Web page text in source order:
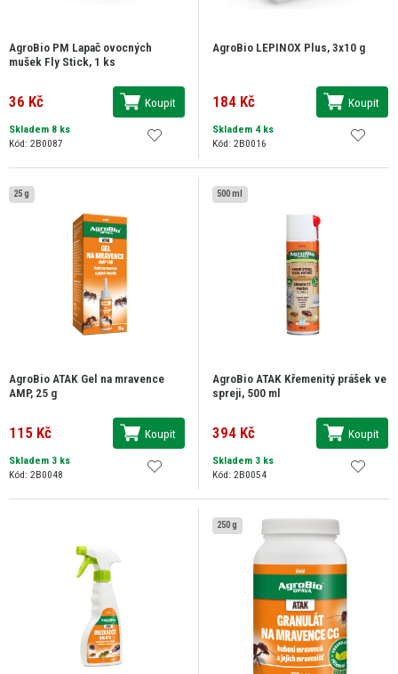
AgroBio PM Lapač ovocných
mušek Fly Stick, 1 ks
36 Kč Koupit
Skladem 8 ks
Kód: 2B0087
AgroBio LEPINOX Plus, 3x10 g
184 Kč Koupit
Skladem 4 ks
Kód: 2B0016
25 g
AgroBio ATAK Gel na mravence
AMP, 25 g
115 Kč Koupit
Skladem 3 ks
Kód: 2B0048
500 ml
AgroBio ATAK Křemenitý prášek ve
spreji, 500 ml
394 Kč Koupit
Skladem 3 ks
Kód: 2B0054
250 g